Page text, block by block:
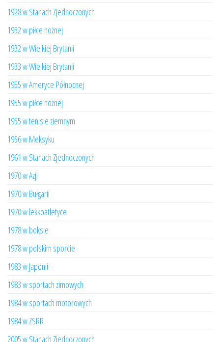
1928 w Stanach Zjednoczonych
1932 w piłce nożnej
1932 w Wielkiej Brytanii
1933 w Wielkiej Brytanii
1955 w Ameryce Północnej
1955 w piłce nożnej
1955 w tenisie ziemnym
1956 w Meksyku
1961 w Stanach Zjednoczonych
1970 w Azji
1970 w Bułgarii
1970 w lekkoatletyce
1978 w boksie
1978 w polskim sporcie
1983 w Japonii
1983 w sportach zimowych
1984 w sportach motorowych
1984 w ZSRR
2005 w Stanach Zjednoczonych